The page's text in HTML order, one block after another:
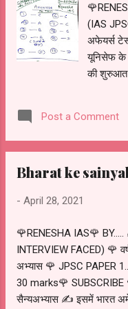
(IAS
अफेयर्स
यूनिसेफ के
की शुरुआत
A)
सिक्किम
पर्यावरण
है.... (✍️
करें 1)
का 5%
2) इसके
Post a Comment
Bharat ke
- April 28, 2021
🌹RENESHA IAS🌹
INTERVIEW FACED) 🌹
अभ्यास 🌹 JPSC PAPER
30 marks🌹 SUBSCRIBE
सैन्यअभ्यास ✍️ इसमें भारत